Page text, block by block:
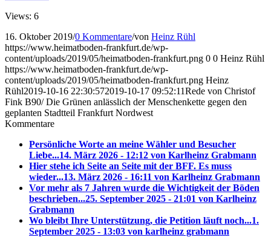
Views: 6
16. Oktober 2019/0 Kommentare/von Heinz Rühl
https://www.heimatboden-frankfurt.de/wp-
content/uploads/2019/05/heimatboden-frankfurt.png 0 0 Heinz Rühl
https://www.heimatboden-frankfurt.de/wp-
content/uploads/2019/05/heimatboden-frankfurt.png Heinz
Rühl2019-10-16 22:30:572019-10-17 09:52:11Rede von Christof
Fink B90/ Die Grünen anlässlich der Menschenkette gegen den
geplanten Stadtteil Frankfurt Nordwest
Kommentare
Persönliche Worte an meine Wähler und Besucher
Liebe...14. März 2026 - 12:12 von Karlheinz Grabmann
Hier stehe ich Seite an Seite mit der BFF. Es muss
wieder...13. März 2026 - 16:11 von Karlheinz Grabmann
Vor mehr als 7 Jahren wurde die Wichtigkeit der Böden
beschrieben...25. September 2025 - 21:01 von Karlheinz
Grabmann
Wo bleibt Ihre Unterstützung, die Petition läuft noch...1.
September 2025 - 13:03 von karlheinz grabmann